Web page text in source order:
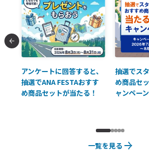
アンケートに回答すると、
抽選でANA FESTAおすす
め商品セットが当たる！
抽選でス
め商品セ
ャンペーン
一覧を見る